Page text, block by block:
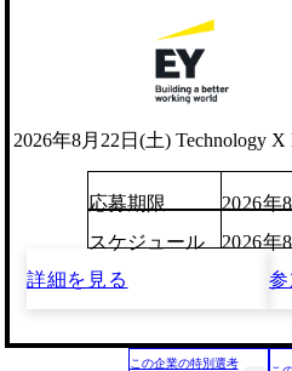
2026年8月22日(土) Technology
応募期限
2026年
スケジュール
2026年
詳細を見る
この企業の特別選考